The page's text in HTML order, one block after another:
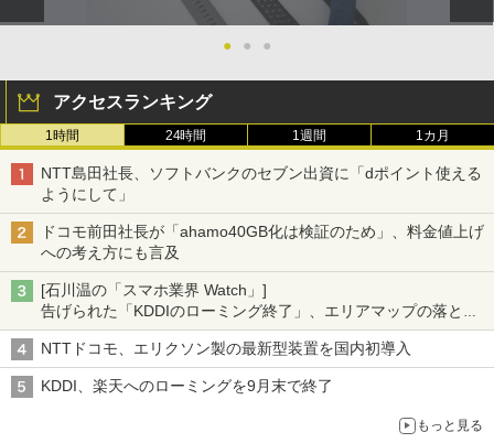
● ● ●
アクセスランキング
1時間 24時間 1週間 1カ月
NTT島田社長、ソフトバンクのセブン出資に「dポイント使える
ようにして」
ドコモ前田社長が「ahamo40GB化は検証のため」、料金値上げ
への考え方にも言及
[石川温の「スマホ業界 Watch」]
告げられた「KDDIのローミング終了」、エリアマップの落とし
穴と楽天モバイルの課題
NTTドコモ、エリクソン製の最新型装置を国内初導入
KDDI、楽天へのローミングを9月末で終了
もっと見る